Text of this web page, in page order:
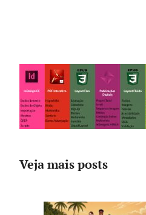
Veja mais posts